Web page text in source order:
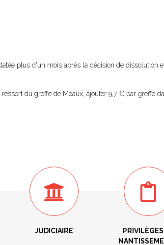
plus d'un mois après la décision de dissolution
du greffe de Meaux, ajouter 9,7 € par greffe
JUDICIAIRE